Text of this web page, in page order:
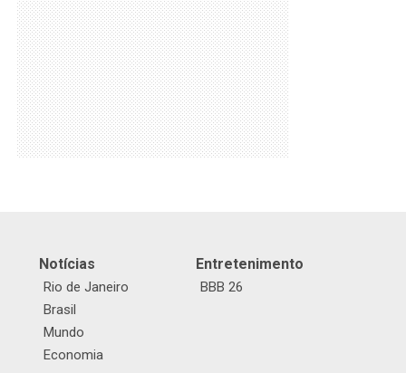
Notícias
Rio de Janeiro
Brasil
Mundo
Economia
Entretenimento
BBB 26